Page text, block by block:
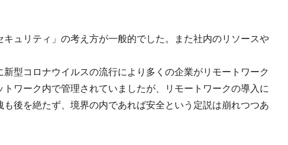
ュリティ」の考え方が一般的でした。また社内のリソースや
型コロナウイルスの流行により多くの企業がリモートワーク
ワーク内で管理されていましたが、リモートワークの導入に
後を絶たず、境界の内であれば安全という定説は崩れつつあ